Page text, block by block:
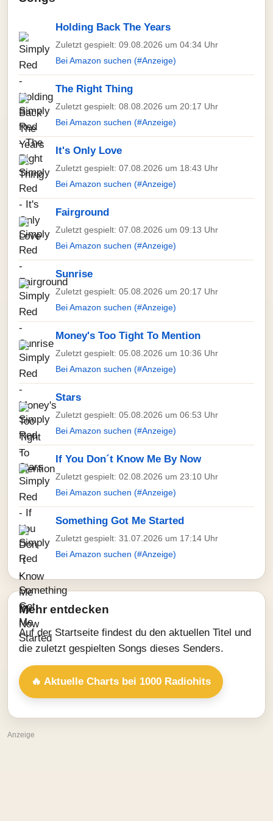
Holding Back The Years
Zuletzt gespielt: 09.08.2026 um 04:34 Uhr
Bei Amazon suchen (#Anzeige)
The Right Thing
Zuletzt gespielt: 08.08.2026 um 20:17 Uhr
Bei Amazon suchen (#Anzeige)
It's Only Love
Zuletzt gespielt: 07.08.2026 um 18:43 Uhr
Bei Amazon suchen (#Anzeige)
Fairground
Zuletzt gespielt: 07.08.2026 um 09:13 Uhr
Bei Amazon suchen (#Anzeige)
Sunrise
Zuletzt gespielt: 05.08.2026 um 20:17 Uhr
Bei Amazon suchen (#Anzeige)
Money's Too Tight To Mention
Zuletzt gespielt: 05.08.2026 um 10:36 Uhr
Bei Amazon suchen (#Anzeige)
Stars
Zuletzt gespielt: 05.08.2026 um 06:53 Uhr
Bei Amazon suchen (#Anzeige)
If You Don´t Know Me By Now
Zuletzt gespielt: 02.08.2026 um 23:10 Uhr
Bei Amazon suchen (#Anzeige)
Something Got Me Started
Zuletzt gespielt: 31.07.2026 um 17:14 Uhr
Bei Amazon suchen (#Anzeige)
Mehr entdecken
Auf der Startseite findest du den aktuellen Titel und
die zuletzt gespielten Songs dieses Senders.
🔥 Aktuelle Charts bei 1000 Radiohits
Anzeige